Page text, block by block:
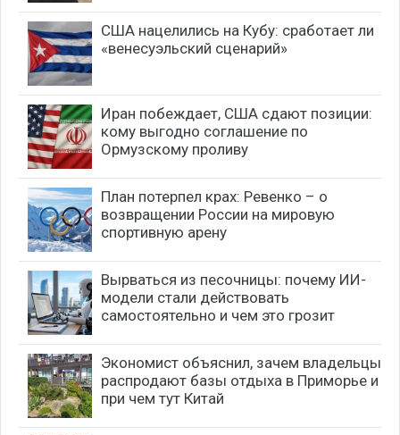
США нацелились на Кубу: сработает ли
«венесуэльский сценарий»
Иран побеждает, США сдают позиции:
кому выгодно соглашение по
Ормузскому проливу
План потерпел крах: Ревенко – о
возвращении России на мировую
спортивную арену
Вырваться из песочницы: почему ИИ-
модели стали действовать
самостоятельно и чем это грозит
Экономист объяснил, зачем владельцы
распродают базы отдыха в Приморье и
при чем тут Китай